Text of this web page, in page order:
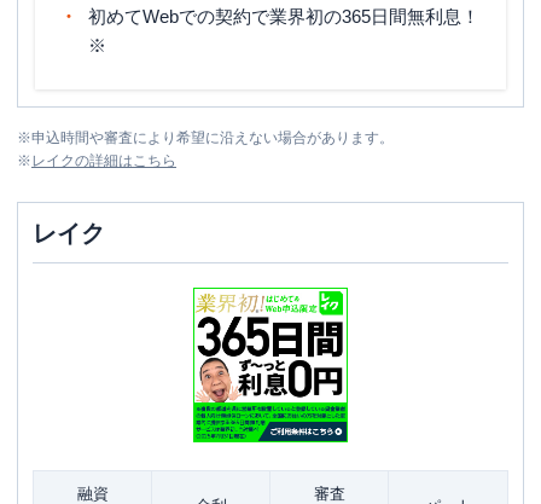
初めてWebでの契約で業界初の365日間無利息！
※
※申込時間や審査により希望に沿えない場合があります。
※ レイクの詳細はこちら
レイク
融資 審査